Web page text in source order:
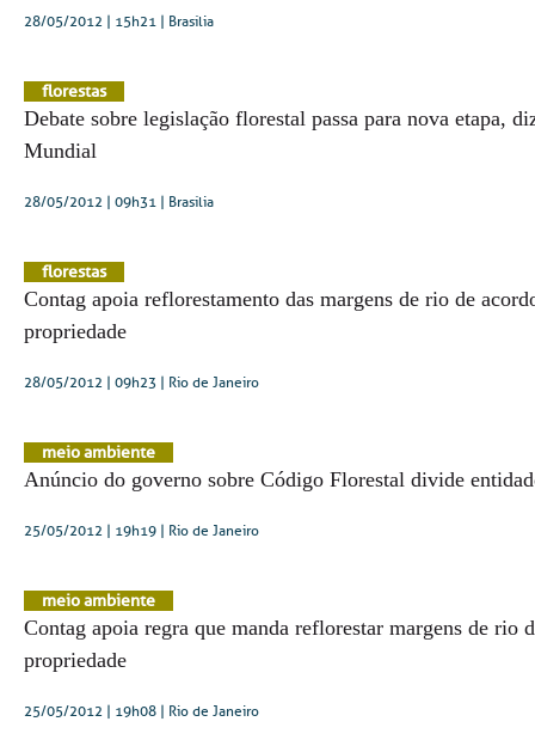
28/05/2012 | 15h21 | Brasília
florestas
Debate sobre legislação florestal passa para nova etapa,
Mundial
28/05/2012 | 09h31 | Brasília
florestas
Contag apoia reflorestamento das margens de rio de
propriedade
28/05/2012 | 09h23 | Rio de Janeiro
meio ambiente
Anúncio do governo sobre Código Florestal divide
25/05/2012 | 19h19 | Rio de Janeiro
meio ambiente
Contag apoia regra que manda reflorestar margens de rio
propriedade
25/05/2012 | 19h08 | Rio de Janeiro